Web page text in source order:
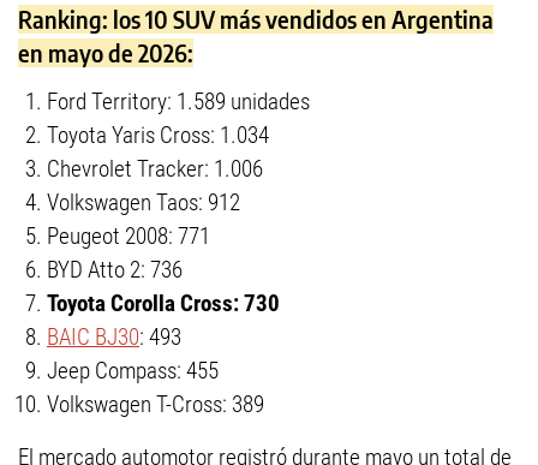
Ranking: los 10 SUV más vendidos en Argentina
en mayo de 2026:
Ford Territory: 1.589 unidades
Toyota Yaris Cross: 1.034
Chevrolet Tracker: 1.006
Volkswagen Taos: 912
Peugeot 2008: 771
BYD Atto 2: 736
Toyota Corolla Cross: 730
BAIC BJ30: 493
Jeep Compass: 455
Volkswagen T-Cross: 389
El mercado automotor registró durante mayo un total de